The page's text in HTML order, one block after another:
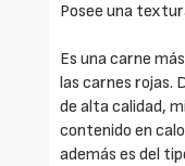
Posee una
Es una carne
las carnes rojas.
de alta calidad,
contenido en
además es del